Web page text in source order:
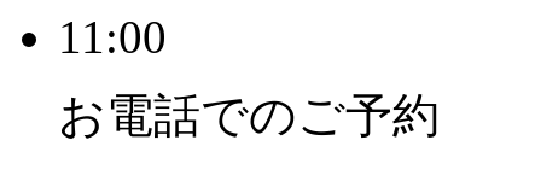
11:00
お電話でのご予約